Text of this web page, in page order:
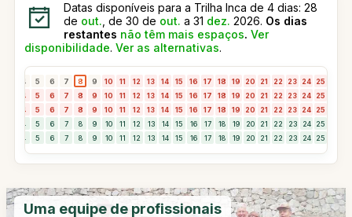
Datas disponíveis para a Trilha Inca de 4 dias: 28
de out. , de 30 de out. a 31 dez. 2026. Os dias
restantes não têm mais espaços. Ver
disponibilidade. Ver as alternativas.
4 5 6 7 8 9 10 11 12 13 14 15 16 17 18 19 20 21 22 23 24 25
4 5 6 7 8 9 10 11 12 13 14 15 16 17 18 19 20 21 22 23 24 25
4 5 6 7 8 9 10 11 12 13 14 15 16 17 18 19 20 21 22 23 24 25
4 5 6 7 8 9 10 11 12 13 14 15 16 17 18 19 20 21 22 23 24 25
4 5 6 7 8 9 10 11 12 13 14 15 16 17 18 19 20 21 22 23 24 25
Uma equipe de profissionais